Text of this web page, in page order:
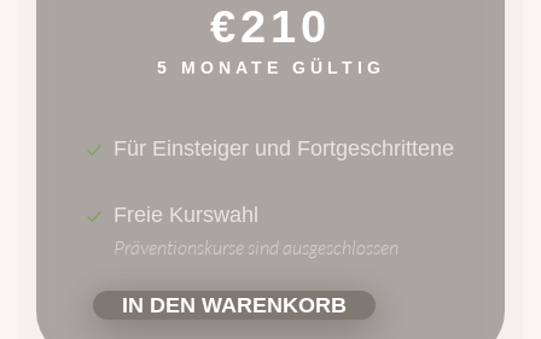
€210
5 MONATE GÜLTIG
Für Einsteiger und Fortgeschrittene
Freie Kurswahl
Präventionskurse sind ausgeschlossen
IN DEN WARENKORB